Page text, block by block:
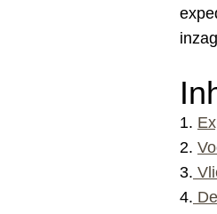
1.
2.
3. V
4.